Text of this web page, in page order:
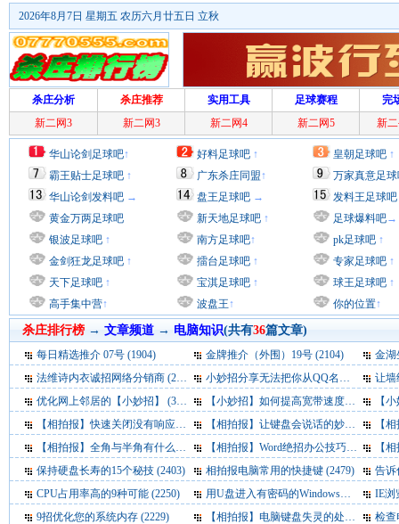
2026年8月7日 星期五 农历六月廿五日 立秋
杀庄分析 杀庄推荐 实用工具 足球赛程
完
新二网3
新二网3 新二网4 新二网5 新
华山论剑足球吧↑
霸王贴士足球吧 ↑
华山论剑发料吧 →
黄金万两足球吧
银波足球吧 ↑
金剑狂龙足球吧 ↑
天下足球吧 ↑
高手集中营↑
好料足球吧 ↑
广东杀庄同盟↑
盘王足球吧 →
新天地足球吧 ↑
南方足球吧↑
擂台足球吧 ↑
宝淇足球吧 ↑
波盘王↑
皇朝足球吧 ↑
万家真意足
发料王足球吧
足球爆料吧→
pk足球吧 ↑
专家足球吧 ↑
球王足球吧 ↑
你的位置↑
杀庄排行榜 → 文章频道→ 电脑知识(共有36篇文章)
每日精选推介 07号 (1904) 金牌推介（外围）19号 (2104)
金湖生
法维诗内衣诚招网络分销商 (2937) 小妙招分享无法把你从QQ名单中删除
让墙
优化网上邻居的【小妙招】
(3395) 【小妙招】如何提高宽带速度(3389)
【
【相拍报】快速关闭没有响应的程序
(3392)
【相拍报】让键盘会说话的妙招 (3342)【
【相拍报】全角与半角有什么区别
(3433)【相拍报】Word绝招办公技巧(3164)
【相
保持硬盘长寿的15个秘技 (2403) 相拍报电脑常用的快捷键 (2479)
告诉
CPU占用率高的9种可能 (2250) 用U盘进入有密码的Windows操作系统
IE浏
9招优化您的系统内存 (2229) 【相拍报】电脑键盘失灵的处理妙招
检查